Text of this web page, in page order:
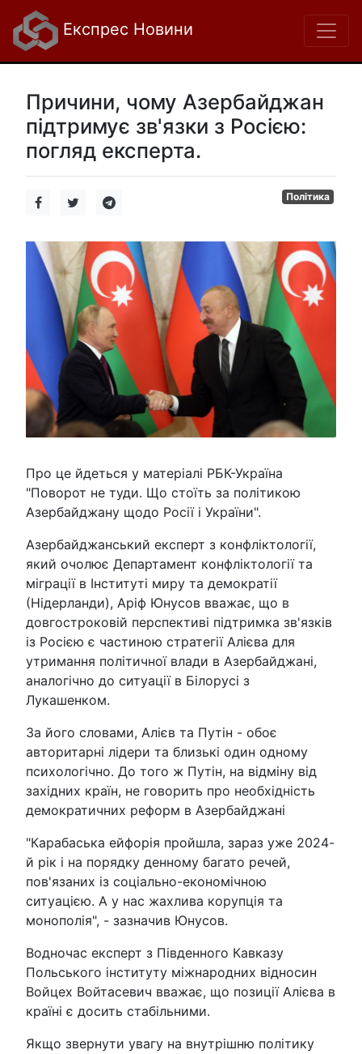
Експрес Новини
Причини, чому Азербайджан
підтримує зв'язки з Росією:
погляд експерта.
Політика
Про це йдеться у матеріалі РБК-Україна
"Поворот не туди. Що стоїть за політикою
Азербайджану щодо Росії і України".
Азербайджанський експерт з конфліктології,
який очолює Департамент конфліктології та
міграції в Інституті миру та демократії
(Нідерланди), Аріф Юнусов вважає, що в
довгостроковій перспективі підтримка зв'язків
із Росією є частиною стратегії Алієва для
утримання політичної влади в Азербайджані,
аналогічно до ситуації в Білорусі з
Лукашенком.
За його словами, Алієв та Путін - обоє
авторитарні лідери та близькі один одному
психологічно. До того ж Путін, на відміну від
західних країн, не говорить про необхідність
демократичних реформ в Азербайджані
"Карабаська ейфорія пройшла, зараз уже 2024-
й рік і на порядку денному багато речей,
пов'язаних із соціально-економічною
ситуацією. А у нас жахлива корупція та
монополія", - зазначив Юнусов.
Водночас експерт з Південного Кавказу
Польського інституту міжнародних відносин
Войцех Войтасевич вважає, що позиції Алієва в
країні є досить стабільними.
Якщо звернути увагу на внутрішню політику